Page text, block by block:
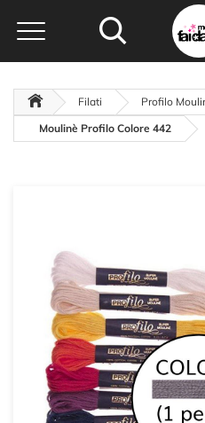
Filati
Profilo
Moulinè Profilo Colore 442